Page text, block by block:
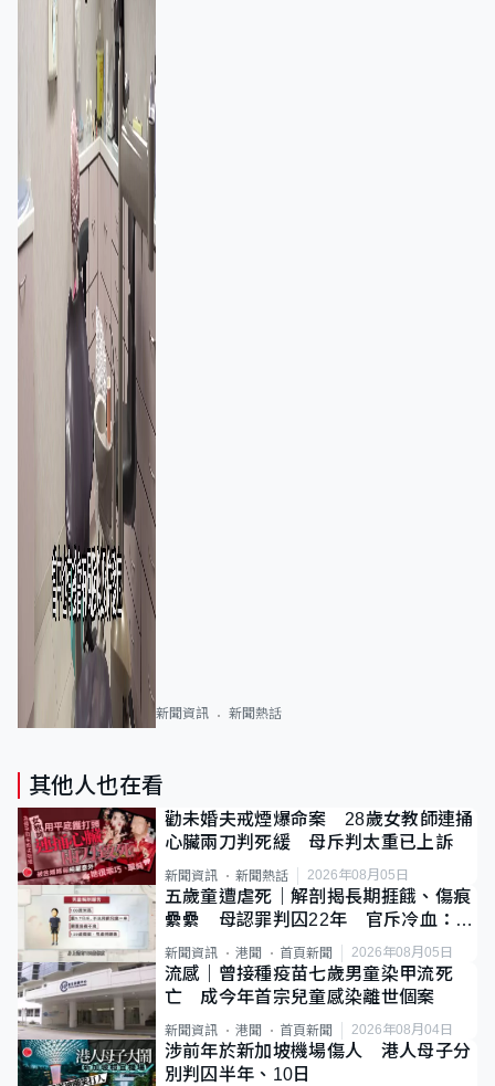
新聞資訊 新聞熱話
其他人也在看
勸未婚夫戒煙爆命案 28歲女教師連捅
心臟兩刀判死緩 母斥判太重已上訴
新聞資訊 新聞熱話 2026年08月05日
五歲童遭虐死｜解剖揭長期捱餓、傷痕
纍纍 母認罪判囚22年 官斥冷血：同
類案最惡劣
新聞資訊 港聞 首頁新聞 2026年08月05日
流感｜曾接種疫苗七歲男童染甲流死
亡 成今年首宗兒童感染離世個案
新聞資訊 港聞 首頁新聞 2026年08月04日
涉前年於新加坡機場傷人 港人母子分
別判囚半年、10日